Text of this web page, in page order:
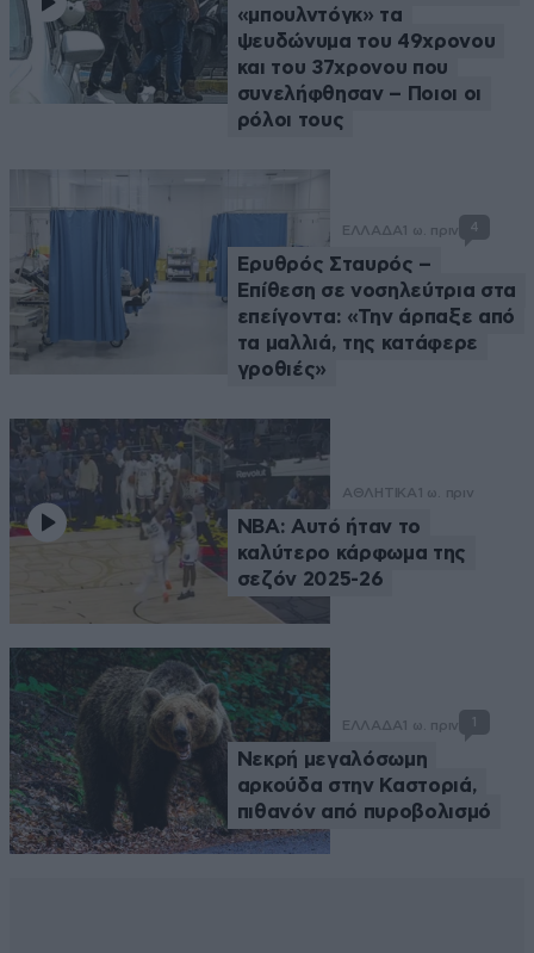
«μπουλντόγκ» τα
ψευδώνυμα του 49χρονου
και του 37χρονου που
συνελήφθησαν – Ποιοι οι
ρόλοι τους
ΕΛΛΑΔΑ 1 ω. πριν 4
Ερυθρός Σταυρός –
Επίθεση σε νοσηλεύτρια στα
επείγοντα: «Την άρπαξε από
τα μαλλιά, της κατάφερε
γροθιές»
ΑΘΛΗΤΙΚΑ 1 ω. πριν
NBA: Αυτό ήταν το
καλύτερο κάρφωμα της
σεζόν 2025-26
ΕΛΛΑΔΑ 1 ω. πριν 1
Νεκρή μεγαλόσωμη
αρκούδα στην Καστοριά,
πιθανόν από πυροβολισμό